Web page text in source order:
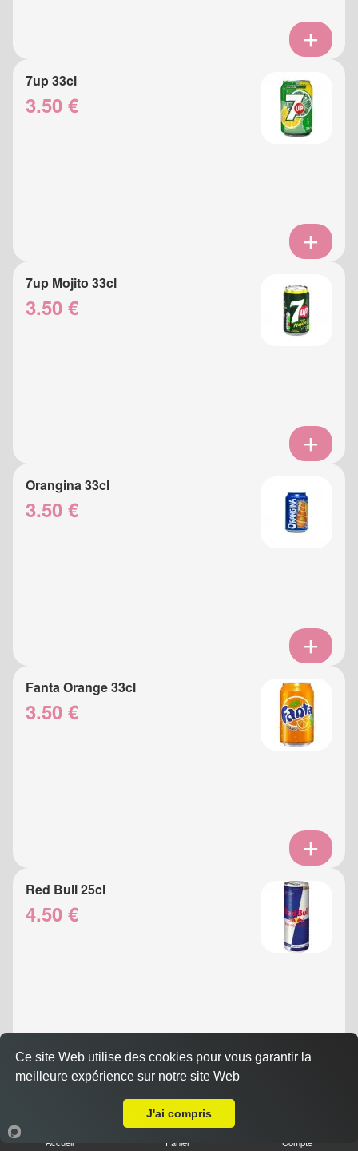
7up 33cl
3.50 €
7up Mojito 33cl
3.50 €
Orangina 33cl
3.50 €
Fanta Orange 33cl
3.50 €
Red Bull 25cl
4.50 €
Accueil Panier Compte
Ce site Web utilise des cookies pour vous garantir la
meilleure expérience sur notre site Web
J'ai compris